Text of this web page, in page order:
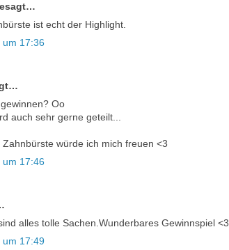
ist echt der Highlight.
um 17:36
Oo
auch sehr gerne geteilt...
würde ich mich freuen <3
um 17:46
alles tolle Sachen.Wunderbares Gewinnspiel <3
um 17:49